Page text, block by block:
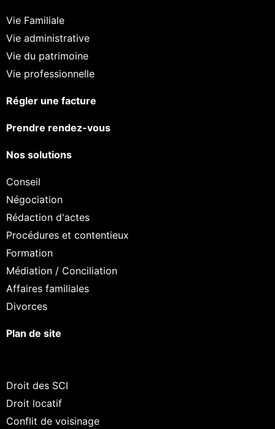
Vie Familiale
Vie administrative
Vie du patrimoine
Vie professionnelle
Régler une facture
Prendre rendez-vous
Nos solutions
Conseil
Négociation
Rédaction d'actes
Procédures et contentieux
Formation
Médiation / Conciliation
Affaires familiales
Divorces
Plan de site
Droit des SCI
Droit locatif
Conflit de voisinage